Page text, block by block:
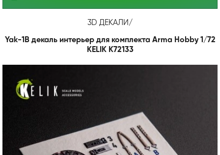
3D ДЕКАЛИ/
Yak-1B декаль интерьер для комплекта Arma Hobby 1/72
KELIK K72133